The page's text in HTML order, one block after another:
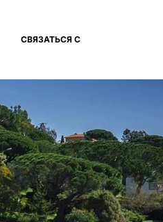
СВЯЗАТЬСЯ С